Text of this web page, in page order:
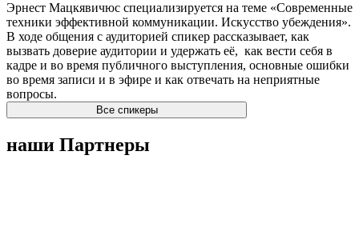
Эрнест Мацкявичюс специализируется на теме «Современные
техники эффективной коммуникации. Искусство убеждения».
В ходе общения с аудиторией спикер рассказывает, как
вызвать доверие аудитории и удержать её, как вести себя в
кадре и во время публичного выступления, основные ошибки
во время записи и в эфире и как отвечать на неприятные
вопросы.
Все спикеры
наши Партнеры